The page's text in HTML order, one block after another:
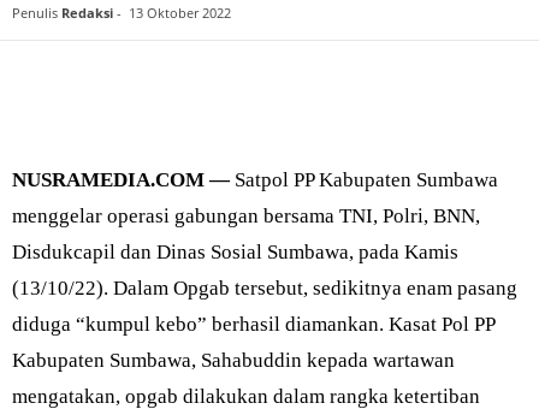
Penulis Redaksi - 13 Oktober 2022
NUSRAMEDIA.COM —Satpol PP Kabupaten Sumbawa
menggelar operasi gabungan bersama TNI, Polri, BNN,
Disdukcapil dan Dinas Sosial Sumbawa, pada Kamis
(13/10/22). Dalam Opgab tersebut, sedikitnya enam pasang
diduga “kumpul kebo” berhasil diamankan. Kasat Pol PP
Kabupaten Sumbawa, Sahabuddin kepada wartawan
mengatakan, opgab dilakukan dalam rangka ketertiban